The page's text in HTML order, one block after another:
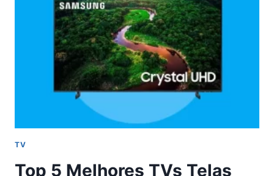
COM
DESCONTO
TV
Top 5 Melhores TVs Telas